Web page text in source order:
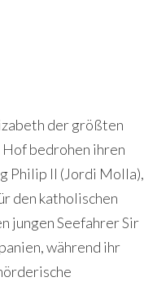
der größten
bedrohen ihren
Philip II (Jordi Molla),
den katholischen
jungen Seefahrer Sir
während ihr